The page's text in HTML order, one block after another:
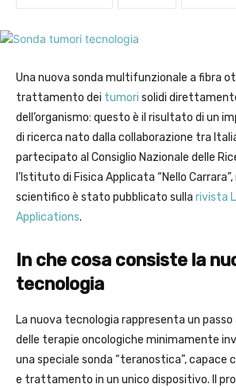
Una nuova sonda multifunzionale a fibra
trattamento dei tumori solidi
dell’organismo: questo è il risultato di un
di ricerca nato dalla collaborazione tra Italia
partecipato al Consiglio Nazionale delle
l’Istituto di Fisica Applicata “Nello
scientifico è stato pubblicato sulla rivista
Applications.
In che cosa consiste la
tecnologia
La nuova tecnologia rappresenta un
delle terapie oncologiche minimamente
una speciale sonda “teranostica”, capace
e trattamento in un unico dispositivo. Il